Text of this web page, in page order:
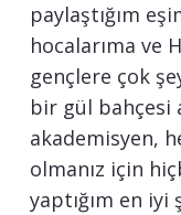
paylaştığım
hocalarıma ve
gençlere çok
bir gül bahçesi
akademisyen,
olmanız için
yaptığım en